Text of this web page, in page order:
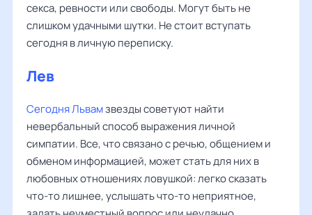
секса, ревности или свободы. Могут быть не
слишком удачными шутки. Не стоит вступать
сегодня в личную переписку.
Лев
Сегодня Львамзвезды советуют найти
невербальный способ выражения личной
симпатии. Все, что связано с речью, общением и
обменом информацией, может стать для них в
любовных отношениях ловушкой: легко сказать
что-то лишнее, услышать что-то неприятное,